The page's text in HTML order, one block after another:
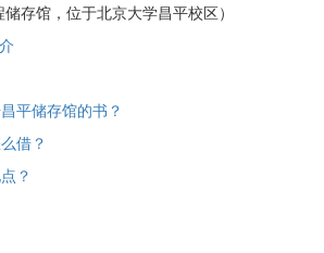
存馆，位于北京大学昌平校区）
平储存馆的书？
借？
？